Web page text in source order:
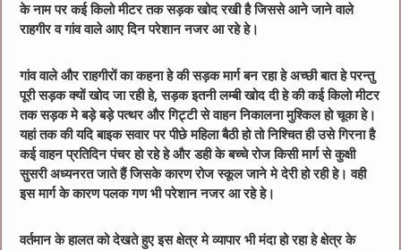
के नाम पर कई किलो मीटर तक सड़क खोद रखी है जिससे आने जाने वाले
राहगीर व गांव वाले आए दिन परेशान नजर आ रहे हे।
गांव वाले और राहगीरों का कहना हे की सड़क मार्ग बन रहा हे अच्छी बात हे परन्तु
पूरी सड़क क्यों खोद जा रही हे, सड़क इतनी लम्बी खोद दी हे की कई किलो मीटर
तक सड़क मे बड़े बड़े पत्थर और गिट्टी से वाहन निकालना मुश्किल हो चूका हे।
यहां तक की यदि बाइक सवार पर पीछे महिला बैठी हो तो निश्चित ही उसे गिरना है
कई वाहन प्रतिदिन पंचर हो रहे हे और डही के बच्चे रोज किसी मार्ग से कुक्षी
सुसरी अध्यनरत जाते हैं जिसके कारण रोज स्कूल जाने मे देरी हो रही हे। वही
इस मार्ग के कारण पलक गण भी परेशान नजर आ रहे हे।
वर्तमान के हालत को देखते हुए इस क्षेत्र मे व्यापार भी मंदा हो रहा हे क्षेत्र के